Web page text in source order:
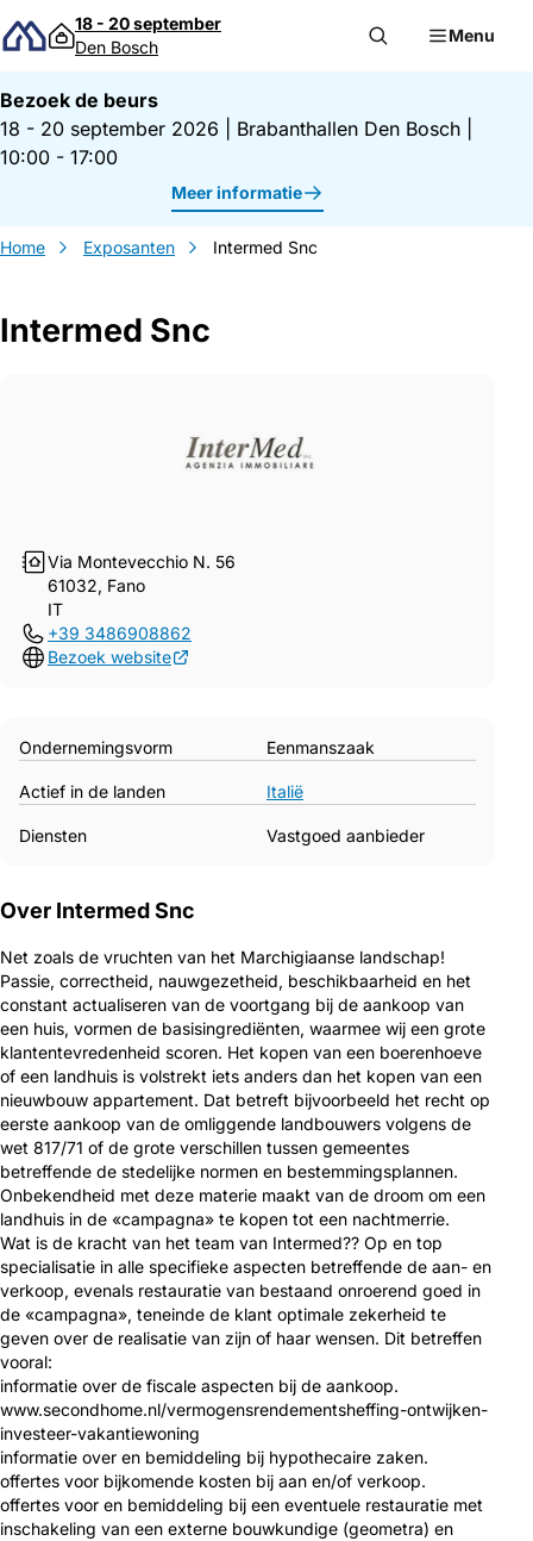
Direct naar inhoud
18 - 20 september
Den Bosch
Menu
Bezoek de beurs
18 - 20 september 2026
Brabanthallen Den Bosch
10:00 - 17:00
Meer informatie
Home Exposanten Intermed Snc
Intermed Snc
Via Montevecchio N. 56
61032, Fano
IT
+39 3486908862
Bezoek website
Ondernemingsvorm Eenmanszaak
Actief in de landen Italië
Diensten Vastgoed aanbieder
Over Intermed Snc
Net zoals de vruchten van het Marchigiaanse landschap!
Passie, correctheid, nauwgezetheid, beschikbaarheid en het
constant actualiseren van de voortgang bij de aankoop van
een huis, vormen de basisingrediënten, waarmee wij een grote
klantentevredenheid scoren. Het kopen van een boerenhoeve
of een landhuis is volstrekt iets anders dan het kopen van een
nieuwbouw appartement. Dat betreft bijvoorbeeld het recht op
eerste aankoop van de omliggende landbouwers volgens de
wet 817/71 of de grote verschillen tussen gemeentes
betreffende de stedelijke normen en bestemmingsplannen.
Onbekendheid met deze materie maakt van de droom om een
landhuis in de «campagna» te kopen tot een nachtmerrie.
Wat is de kracht van het team van Intermed?? Op en top
specialisatie in alle specifieke aspecten betreffende de aan- en
verkoop, evenals restauratie van bestaand onroerend goed in
de «campagna», teneinde de klant optimale zekerheid te
geven over de realisatie van zijn of haar wensen. Dit betreffen
vooral:
informatie over de fiscale aspecten bij de aankoop.
www.secondhome.nl/vermogensrendementsheffing-ontwijken-
investeer-vakantiewoning
informatie over en bemiddeling bij hypothecaire zaken.
offertes voor bijkomende kosten bij aan en/of verkoop.
offertes voor en bemiddeling bij een eventuele restauratie met
inschakeling van een externe bouwkundige (geometra) en